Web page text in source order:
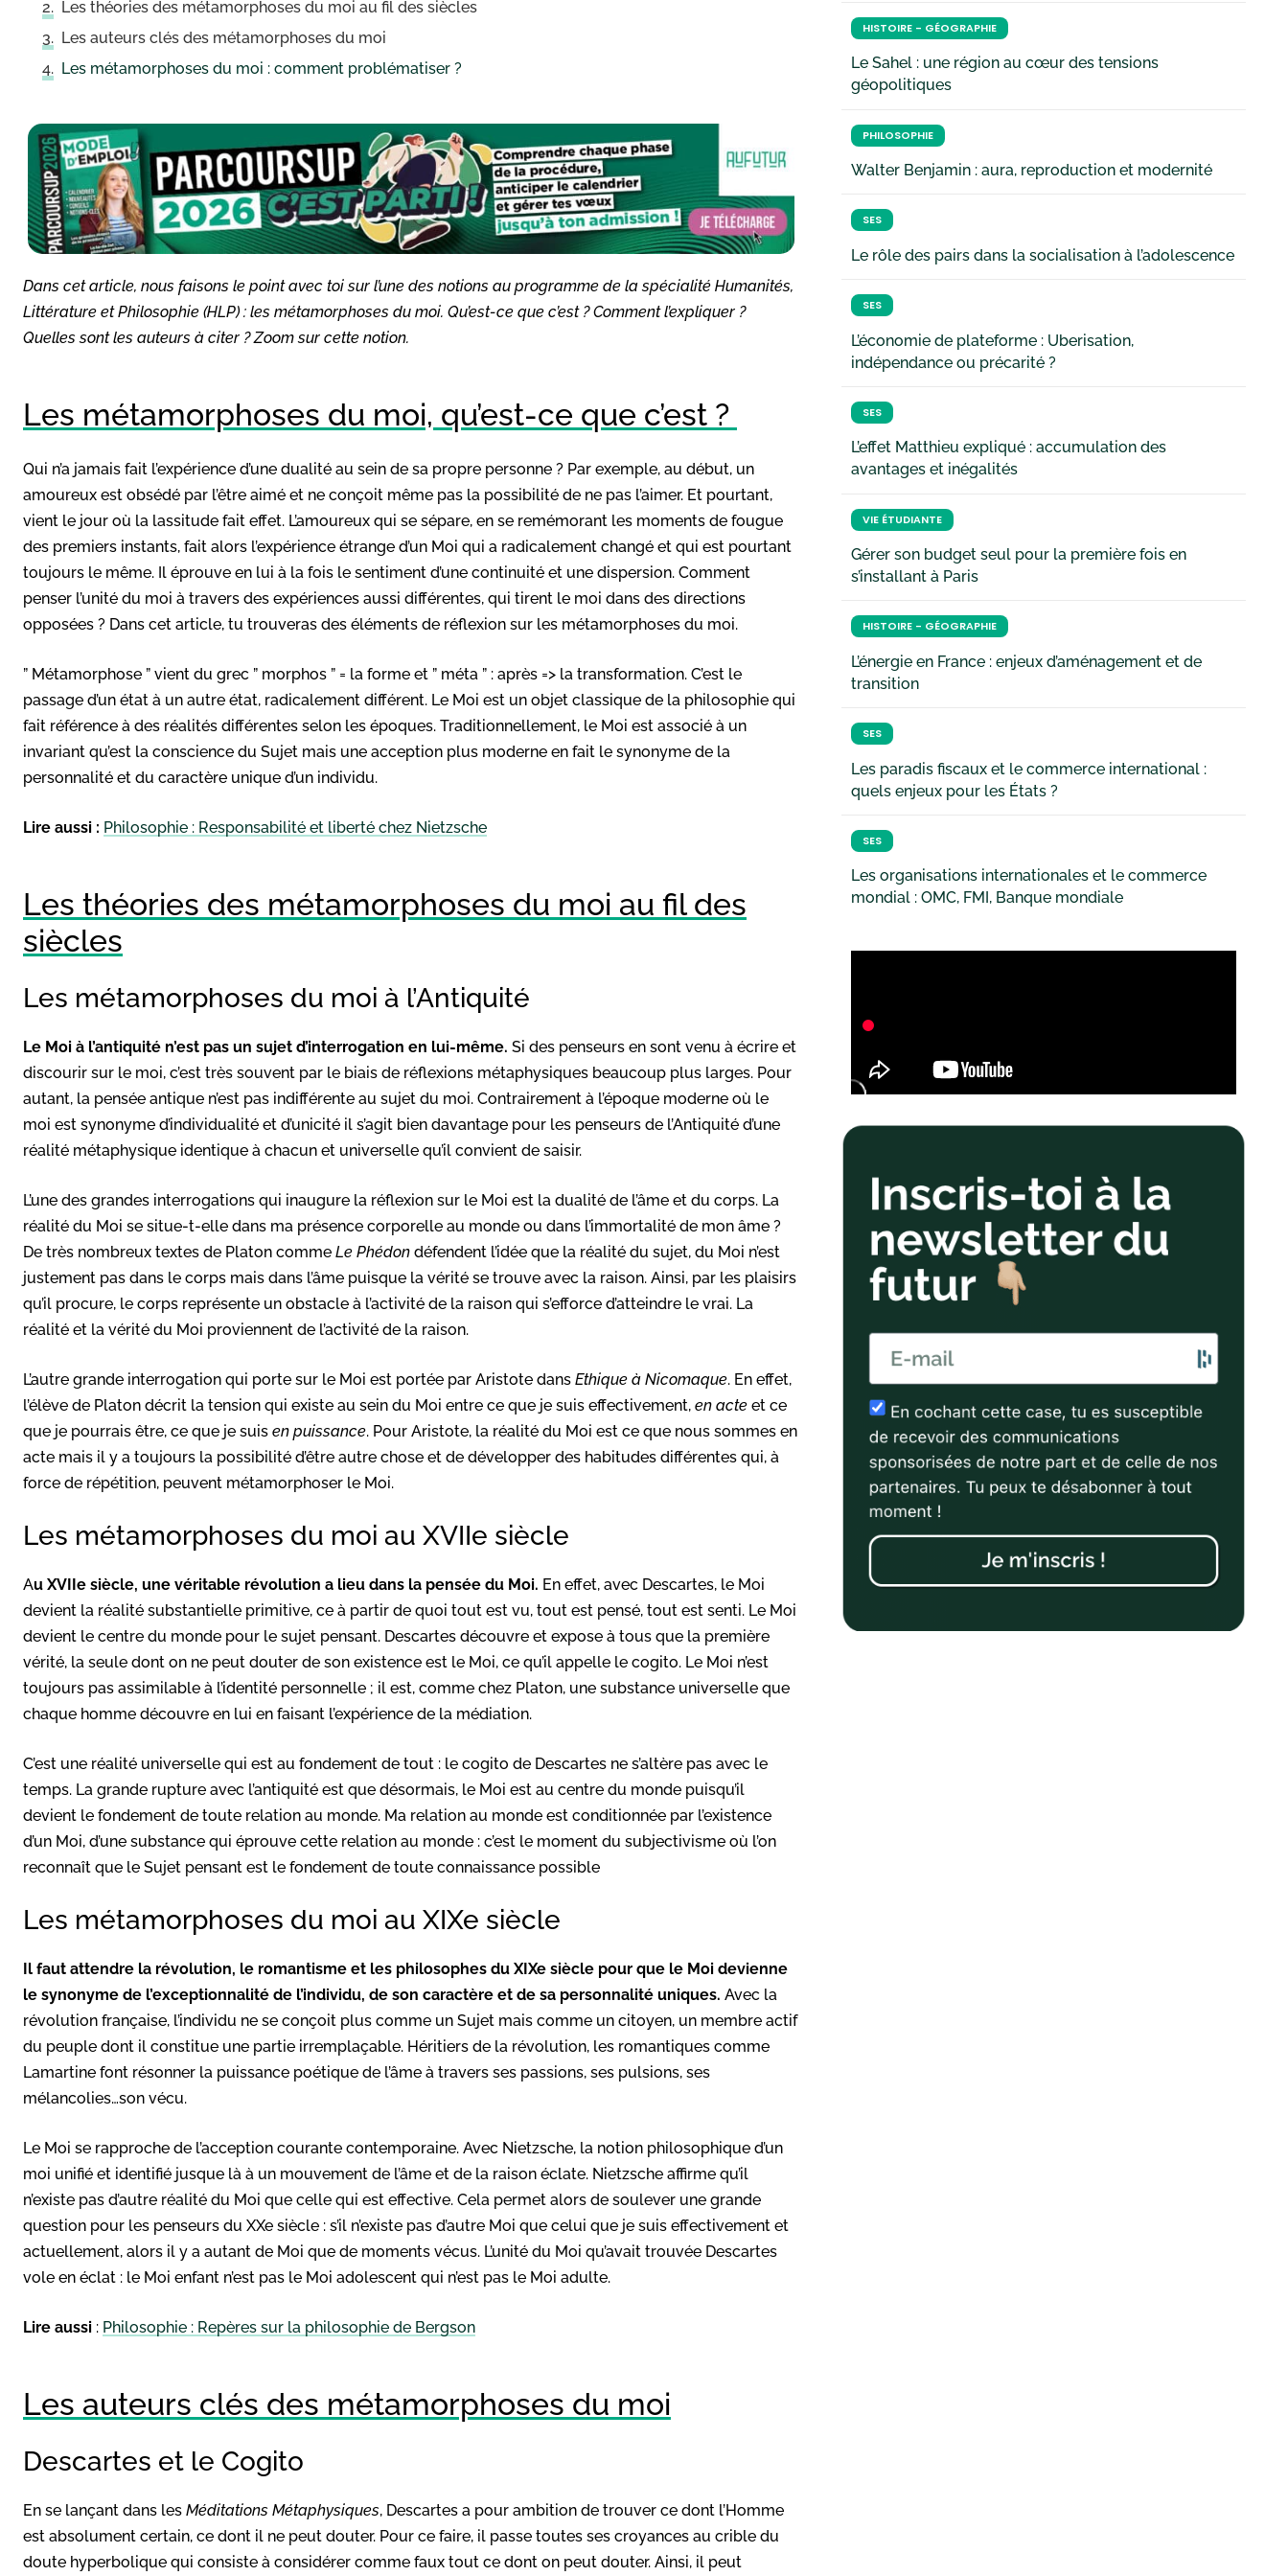
Les théories des métamorphoses du moi au fil des siècles
Les auteurs clés des métamorphoses du moi
Les métamorphoses du moi : comment problématiser ?
Dans cet article, nous faisons le point avec toi sur l’une des notions au programme de la spécialité Humanités,
Littérature et Philosophie (HLP) : les métamorphoses du moi. Qu’est-ce que c’est ? Comment l’expliquer ?
Quelles sont les auteurs à citer ? Zoom sur cette notion.
Les métamorphoses du moi, qu’est-ce que c’est ?
Qui n’a jamais fait l’expérience d’une dualité au sein de sa propre personne ? Par exemple, au début, un
amoureux est obsédé par l’être aimé et ne conçoit même pas la possibilité de ne pas l’aimer. Et pourtant,
vient le jour où la lassitude fait effet. L’amoureux qui se sépare, en se remémorant les moments de fougue
des premiers instants, fait alors l’expérience étrange d’un Moi qui a radicalement changé et qui est pourtant
toujours le même. Il éprouve en lui à la fois le sentiment d’une continuité et une dispersion. Comment
penser l’unité du moi à travers des expériences aussi différentes, qui tirent le moi dans des directions
opposées ? Dans cet article, tu trouveras des éléments de réflexion sur les métamorphoses du moi.
” Métamorphose ” vient du grec ” morphos ” = la forme et ” méta ” : après => la transformation. C’est le
passage d’un état à un autre état, radicalement différent. Le Moi est un objet classique de la philosophie qui
fait référence à des réalités différentes selon les époques. Traditionnellement, le Moi est associé à un
invariant qu’est la conscience du Sujet mais une acception plus moderne en fait le synonyme de la
personnalité et du caractère unique d’un individu.
Lire aussi : Philosophie : Responsabilité et liberté chez Nietzsche
Les théories des métamorphoses du moi au fil des
siècles
Les métamorphoses du moi à l’Antiquité
Le Moi à l’antiquité n’est pas un sujet d’interrogation en lui-même. Si des penseurs en sont venu à écrire et
discourir sur le moi, c’est très souvent par le biais de réflexions métaphysiques beaucoup plus larges. Pour
autant, la pensée antique n’est pas indifférente au sujet du moi. Contrairement à l’époque moderne où le
moi est synonyme d’individualité et d’unicité il s’agit bien davantage pour les penseurs de l’Antiquité d’une
réalité métaphysique identique à chacun et universelle qu’il convient de saisir.
L’une des grandes interrogations qui inaugure la réflexion sur le Moi est la dualité de l’âme et du corps. La
réalité du Moi se situe-t-elle dans ma présence corporelle au monde ou dans l’immortalité de mon âme ?
De très nombreux textes de Platon comme Le Phédon défendent l’idée que la réalité du sujet, du Moi n’est
justement pas dans le corps mais dans l’âme puisque la vérité se trouve avec la raison. Ainsi, par les plaisirs
qu’il procure, le corps représente un obstacle à l’activité de la raison qui s’efforce d’atteindre le vrai. La
réalité et la vérité du Moi proviennent de l’activité de la raison.
L’autre grande interrogation qui porte sur le Moi est portée par Aristote dans Ethique à Nicomaque. En effet,
l’élève de Platon décrit la tension qui existe au sein du Moi entre ce que je suis effectivement, en acte et ce
que je pourrais être, ce que je suis en puissance. Pour Aristote, la réalité du Moi est ce que nous sommes en
acte mais il y a toujours la possibilité d’être autre chose et de développer des habitudes différentes qui, à
force de répétition, peuvent métamorphoser le Moi.
Les métamorphoses du moi au XVIIe siècle
Au XVIIe siècle, une véritable révolution a lieu dans la pensée du Moi. En effet, avec Descartes, le Moi
devient la réalité substantielle primitive, ce à partir de quoi tout est vu, tout est pensé, tout est senti. Le Moi
devient le centre du monde pour le sujet pensant. Descartes découvre et expose à tous que la première
vérité, la seule dont on ne peut douter de son existence est le Moi, ce qu’il appelle le cogito. Le Moi n’est
toujours pas assimilable à l’identité personnelle ; il est, comme chez Platon, une substance universelle que
chaque homme découvre en lui en faisant l’expérience de la médiation.
C’est une réalité universelle qui est au fondement de tout : le cogito de Descartes ne s’altère pas avec le
temps. La grande rupture avec l’antiquité est que désormais, le Moi est au centre du monde puisqu’il
devient le fondement de toute relation au monde. Ma relation au monde est conditionnée par l’existence
d’un Moi, d’une substance qui éprouve cette relation au monde : c’est le moment du subjectivisme où l’on
reconnaît que le Sujet pensant est le fondement de toute connaissance possible
Les métamorphoses du moi au XIXe siècle
Il faut attendre la révolution, le romantisme et les philosophes du XIXe siècle pour que le Moi devienne
le synonyme de l’exceptionnalité de l’individu, de son caractère et de sa personnalité uniques. Avec la
révolution française, l’individu ne se conçoit plus comme un Sujet mais comme un citoyen, un membre actif
du peuple dont il constitue une partie irremplaçable. Héritiers de la révolution, les romantiques comme
Lamartine font résonner la puissance poétique de l’âme à travers ses passions, ses pulsions, ses
mélancolies…son vécu.
Le Moi se rapproche de l’acception courante contemporaine. Avec Nietzsche, la notion philosophique d’un
moi unifié et identifié jusque là à un mouvement de l’âme et de la raison éclate. Nietzsche affirme qu’il
n’existe pas d’autre réalité du Moi que celle qui est effective. Cela permet alors de soulever une grande
question pour les penseurs du XXe siècle : s’il n’existe pas d’autre Moi que celui que je suis effectivement et
actuellement, alors il y a autant de Moi que de moments vécus. L’unité du Moi qu’avait trouvée Descartes
vole en éclat : le Moi enfant n’est pas le Moi adolescent qui n’est pas le Moi adulte.
Lire aussi : Philosophie : Repères sur la philosophie de Bergson
Les auteurs clés des métamorphoses du moi
Descartes et le Cogito
En se lançant dans les Méditations Métaphysiques, Descartes a pour ambition de trouver ce dont l’Homme
est absolument certain, ce dont il ne peut douter. Pour ce faire, il passe toutes ses croyances au crible du
doute hyperbolique qui consiste à considérer comme faux tout ce dont on peut douter. Ainsi, il peut
HISTOIRE - GÉOGRAPHIE
Le Sahel : une région au cœur des tensions
géopolitiques
PHILOSOPHIE
Walter Benjamin : aura, reproduction et modernité
SES
Le rôle des pairs dans la socialisation à l’adolescence
SES
L’économie de plateforme : Uberisation,
indépendance ou précarité ?
SES
L’effet Matthieu expliqué : accumulation des
avantages et inégalités
VIE ÉTUDIANTE
Gérer son budget seul pour la première fois en
s’installant à Paris
HISTOIRE - GÉOGRAPHIE
L’énergie en France : enjeux d’aménagement et de
transition
SES
Les paradis fiscaux et le commerce international :
quels enjeux pour les États ?
SES
Les organisations internationales et le commerce
mondial : OMC, FMI, Banque mondiale